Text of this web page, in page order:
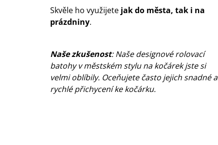
Skvěle ho využijete jak do města, tak i na
prázdniny.
Naše zkušenost: Naše designové rolovací
batohy v městském stylu na kočárek jste si
velmi oblíbily. Oceňujete často jejich snadné a
rychlé přichycení ke kočárku.